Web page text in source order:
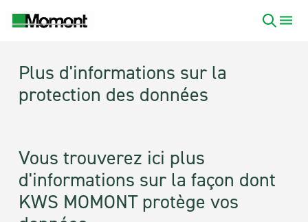
Plus d'informations sur la
protection des données
Vous trouverez ici plus
d'informations sur la façon dont
KWS MOMONT protège vos